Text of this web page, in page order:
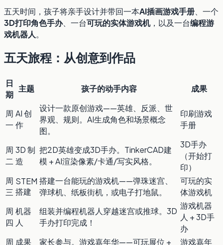
五天时间，孩子将亲手设计并带回一本AI插画游戏手册 、一个
3D打印角色手办、一台可玩的实体游戏机，以及一台编程游
戏机器人。
五天旅程：从创意到作品
日
期
主题 孩子的动手内容 成果
周
一
AI 创
作
设计一款原创游戏——英雄、反派、世
界观、规则。AI生成角色和场景概念
图。
印刷游戏
手册
周
二
3D 制
造
把2D英雄变成3D手办。TinkerCAD建
模 + AI渲染像素/卡通/写实风格。
3D手办
（开始打
印）
周
三
STEM
搭建
搭建一台能玩的游戏机——弹珠迷宫、
弹球机、纸板街机，或电子打地鼠。
可玩的实
体游戏机
周
四
机器
人
组装并编程机器人穿越迷宫或推球。3D
手办打印完成！
游戏机器
人 + 3D手
办
周 成果 家长参与。游戏嘉年华——可玩展位 + 游戏嘉年